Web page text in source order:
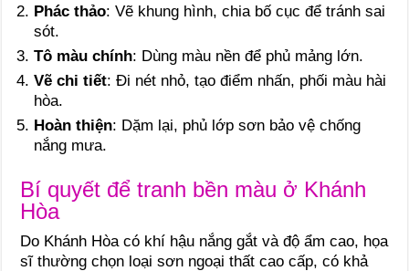
Phác thảo: Vẽ khung hình, chia bố cục để tránh sai
sót.
Tô màu chính: Dùng màu nền để phủ mảng lớn.
Vẽ chi tiết: Đi nét nhỏ, tạo điểm nhấn, phối màu hài
hòa.
Hoàn thiện: Dặm lại, phủ lớp sơn bảo vệ chống
nắng mưa.
Bí quyết để tranh bền màu ở Khánh
Hòa
Do Khánh Hòa có khí hậu nắng gắt và độ ẩm cao, họa
sĩ thường chọn loại sơn ngoại thất cao cấp, có khả